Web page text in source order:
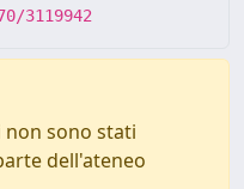
3119942
non sono stati
dell'ateneo